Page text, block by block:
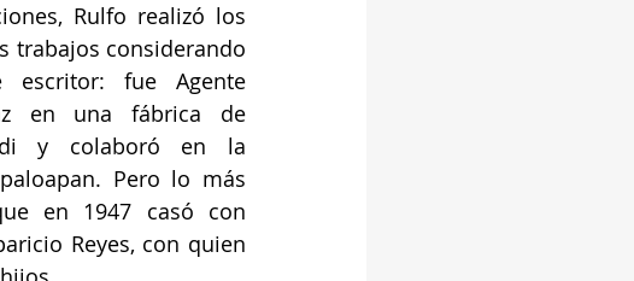
Rulfo realizó los
trabajos considerando
escritor: fue Agente
en una fábrica de
y colaboró en la
Pero lo más
en 1947 casó con
Reyes, con quien